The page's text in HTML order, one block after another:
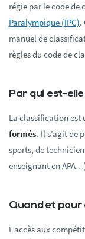
régie par le code de
Paralympique (IPC).
manuel de
règles du code de
Par qui est-
La classification est
formés. Il s’agit de
sports, de
enseignant en
Quand et pour
L’accès aux